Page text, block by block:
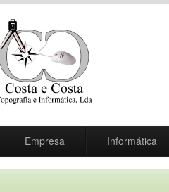
Empresa Informática